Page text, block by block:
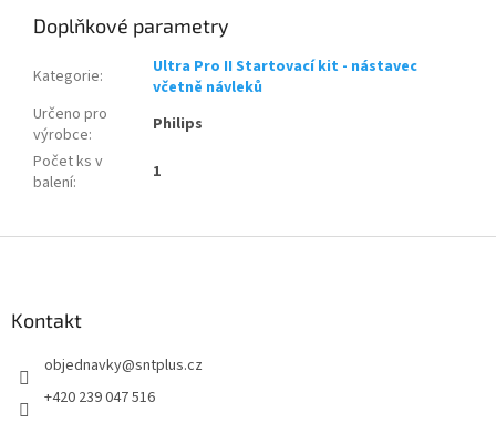
Doplňkové parametry
Kategorie:
Ultra Pro II Startovací kit - nástavec
včetně návleků
Určeno pro
výrobce:
Philips
Počet ks v
balení: 1
Kontakt
objednavky@sntplus.cz
+420 239 047 516